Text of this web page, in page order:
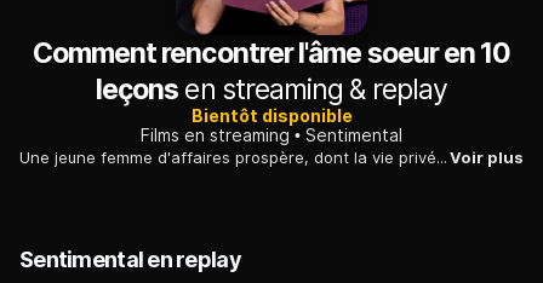
Comment rencontrer l'âme soeur en 10
leçons en streaming & replay
Bientôt disponible
Films en streaming
Sentimental
Une jeune femme d'affaires prospère, dont la vie privée est un désert affectif, décide de s'en remettre à un guide, «Comment rencontrer l'âme soeur»,Voir plus
Sentimental en replay